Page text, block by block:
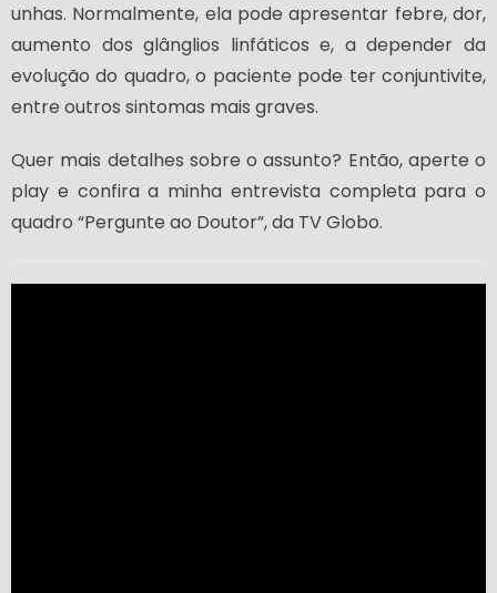
unhas. Normalmente, ela pode apresentar febre, dor,
aumento dos glânglios linfáticos e, a depender da
evolução do quadro, o paciente pode ter conjuntivite,
entre outros sintomas mais graves.
Quer mais detalhes sobre o assunto? Então, aperte o
play e confira a minha entrevista completa para o
quadro “Pergunte ao Doutor”, da TV Globo.